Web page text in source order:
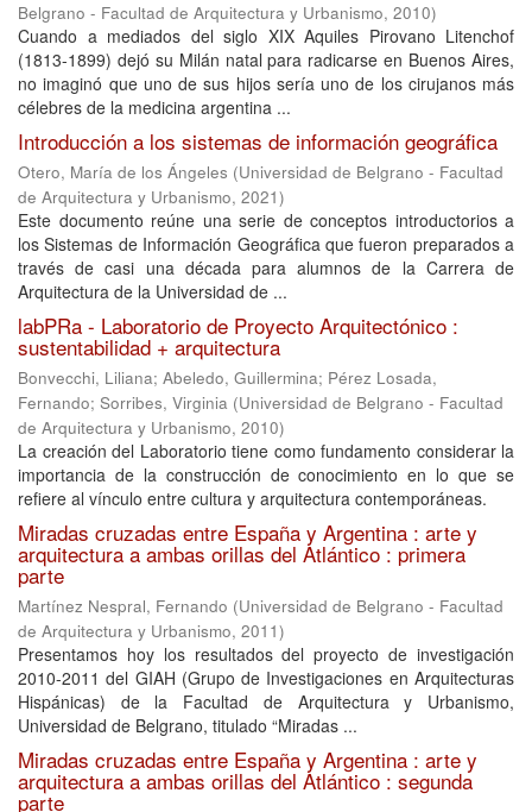
Belgrano - Facultad de Arquitectura y Urbanismo, 2010)
Cuando a mediados del siglo XIX Aquiles Pirovano Litenchof
(1813-1899) dejó su Milán natal para radicarse en Buenos Aires,
no imaginó que uno de sus hijos sería uno de los cirujanos más
célebres de la medicina argentina ...
Introducción a los sistemas de información geográfica
Otero, María de los Ángeles (Universidad de Belgrano - Facultad
de Arquitectura y Urbanismo, 2021)
Este documento reúne una serie de conceptos introductorios a
los Sistemas de Información Geográfica que fueron preparados a
través de casi una década para alumnos de la Carrera de
Arquitectura de la Universidad de ...
labPRa - Laboratorio de Proyecto Arquitectónico :
sustentabilidad + arquitectura
Bonvecchi, Liliana; Abeledo, Guillermina; Pérez Losada,
Fernando; Sorribes, Virginia (Universidad de Belgrano - Facultad
de Arquitectura y Urbanismo, 2010)
La creación del Laboratorio tiene como fundamento considerar la
importancia de la construcción de conocimiento en lo que se
refiere al vínculo entre cultura y arquitectura contemporáneas.
Miradas cruzadas entre España y Argentina : arte y
arquitectura a ambas orillas del Atlántico : primera
parte
Martínez Nespral, Fernando (Universidad de Belgrano - Facultad
de Arquitectura y Urbanismo, 2011)
Presentamos hoy los resultados del proyecto de investigación
2010-2011 del GIAH (Grupo de Investigaciones en Arquitecturas
Hispánicas) de la Facultad de Arquitectura y Urbanismo,
Universidad de Belgrano, titulado “Miradas ...
Miradas cruzadas entre España y Argentina : arte y
arquitectura a ambas orillas del Atlántico : segunda
parte